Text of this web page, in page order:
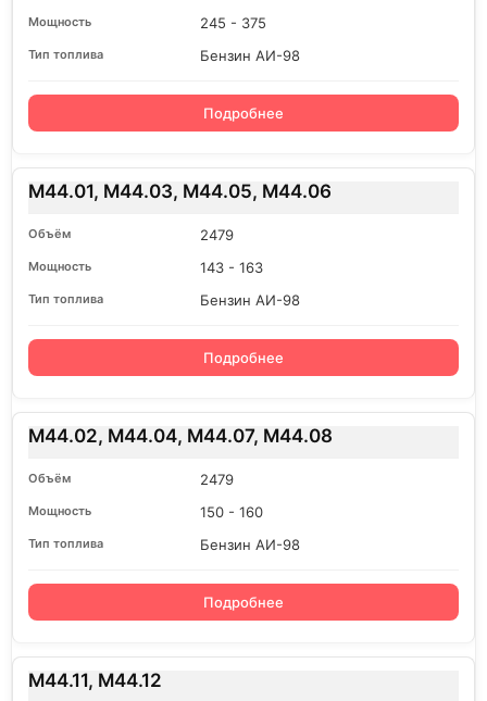
245 - 375
Бензин АИ-98
Подробнее
M44.01, M44.03, M44.05, M44.06
2479
143 - 163
Бензин АИ-98
Подробнее
M44.02, M44.04, M44.07, M44.08
2479
150 - 160
Бензин АИ-98
Подробнее
M44.11, M44.12